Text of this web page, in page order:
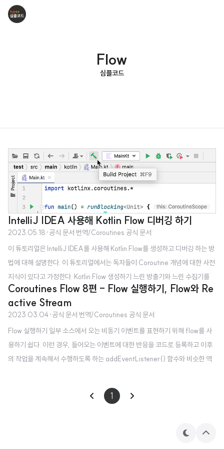
Flow
심플코드
IntelliJ IDEA 사용해 Kotlin Flow 디버깅 하기
2023.05.18 ·공식 문서 번역/Coroutines 공식 문서
이 튜토리얼은 IntelliJ IDEA를 사용해 Kotlin Flow를 생성하고 디버깅 하는 방
법에 대해 설명한다. 이 튜토리얼에서는 독자들이 Coroutine 개념에 대한 사전
지식이 있다고 가정한다. Kotlin Flow 생성하기 느린 방출기와 느린 수집기를
가진 Kotlin flow를 생성한다: 1. Intellij IDEA에서 Kotlin 프로젝트를 연다. 만
약 프로젝트가 없다면 하나를 새로 만든다. 2. kotlinx.coroutines 라이브러리
를 Gradle 프로젝트에서 사용하기 위해서 다음 종속성을 build.gradle(.kts)
에 추가한다. Kotlin Gradle dependencies { implementation("org.jetbrai
ns.kotlinx:kotlinx-corouti..
Coroutines Flow 8편 - Flow 실행하기, Flow와 Re
active Stream
2023.03.04·공식 문서 번역/Coroutines 공식 문서
Flow 실행하기 일부 소스에서 오는 비동기 이벤트를 표현하기 위해 flow를 사
용하기 쉽다. 이런 경우, 들어오는 이벤트에 대한 반응을 코드로 등록하고 이후
의 작업을 계속해서 수행하도록 하는 addEventListener() 함수와 비슷한 역
nEach는 중간 연산자이다. Flow를 수집하기 위해서는 터미널 연산자 또한 필
요하다. 그렇지 않으면 onEach만을 호출하는 것만으로는 효과가 없다. 만약 o
될 때까지 기다릴 것이다 : // Imitate a flow of events fun events(): Flow
1
테
상